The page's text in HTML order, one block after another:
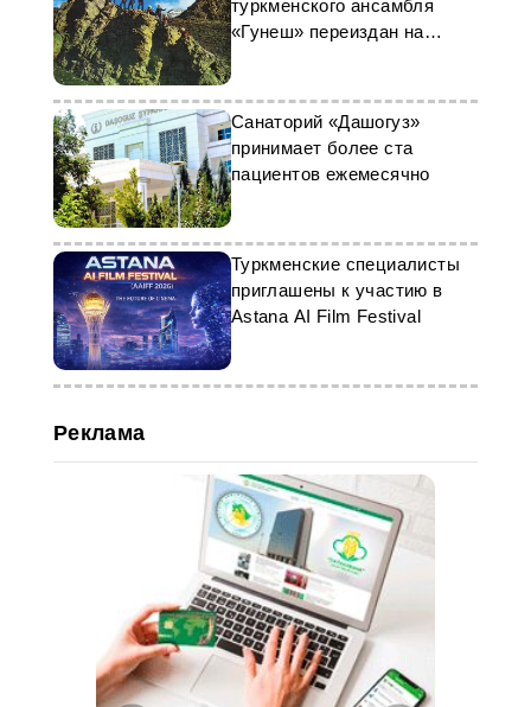
соответствующих этрапов.
воспоминания. С репертуаром
спектаклей можно ознакомиться в
столичных и велаятских театрах,
а также здесь.
туркменского ансамбля
«Гунеш» переиздан на
виниле
Санаторий «Дашогуз»
принимает более ста
пациентов ежемесячно
Туркменские специалисты
приглашены к участию в
Astana AI Film Festival
Реклама